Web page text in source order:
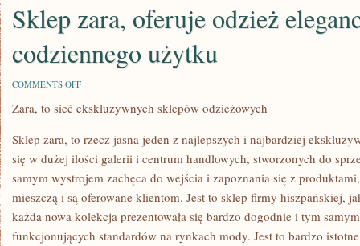
Sklep zara, oferuje odzież
codziennego użytku
COMMENTS OFFON
ZARA,
OFERUJE
ELEGANCKĄ
I
CODZIENNEGO
UŻYTKU
Zara, to sieć ekskluzywnych sklepów odzieżowych
Sklep zara, to rzecz jasna jeden z najlepszych i najbardziej
się w dużej ilości galerii i centrum handlowych, stworzonych do
samym wystrojem zachęca do wejścia i zapoznania się z
mieszczą i są oferowane klientom. Jest to sklep firmy hiszpańskiej,
każda nowa kolekcja prezentowała się bardzo dogodnie i tym
funkcjonujących standardów na rynkach mody. Jest to bardzo